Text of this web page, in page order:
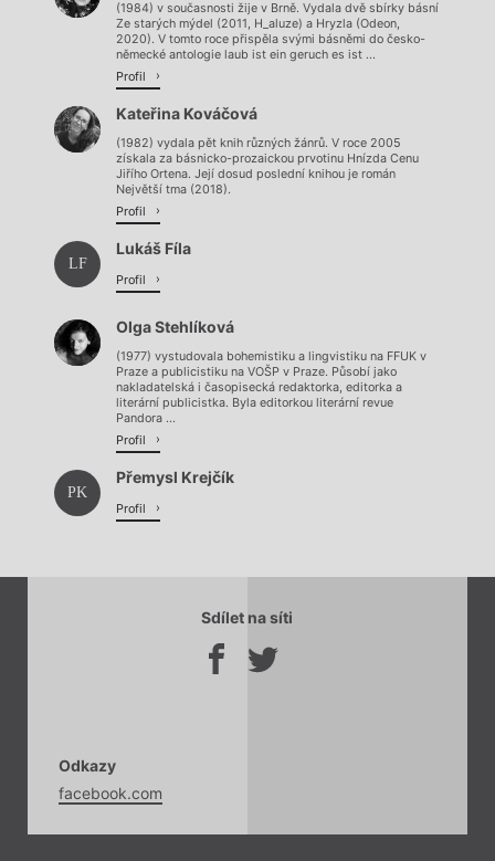
(1984) v současnosti žije v Brně. Vydala dvě sbírky básní
Ze starých mýdel (2011, H_aluze) a Hryzla (Odeon,
2020). V tomto roce přispěla svými básněmi do česko-
německé antologie laub ist ein geruch es ist ...
Profil
Kateřina Kováčová
(1982) vydala pět knih různých žánrů. V roce 2005
získala za básnicko-prozaickou prvotinu Hnízda Cenu
Jiřího Ortena. Její dosud poslední knihou je román
Největší tma (2018).
Profil
LF
Lukáš Fíla
Profil
Olga Stehlíková
(1977) vystudovala bohemistiku a lingvistiku na FFUK v
Praze a publicistiku na VOŠP v Praze. Působí jako
nakladatelská i časopisecká redaktorka, editorka a
literární publicistka. Byla editorkou literární revue
Pandora ...
Profil
PK
Přemysl Krejčík
Profil
Sdílet na síti
Odkazy
facebook.com